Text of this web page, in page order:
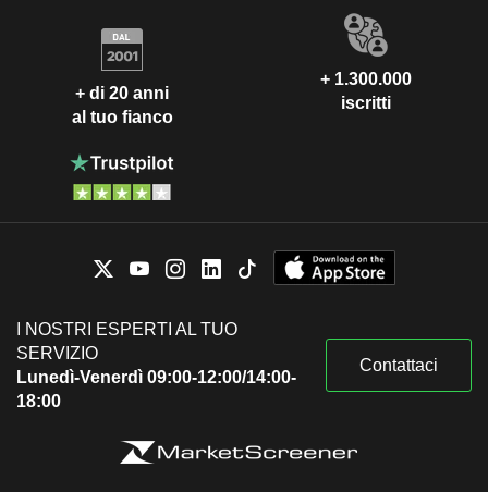
+ di 20 anni
al tuo fianco
+ 1.300.000
iscritti
I NOSTRI ESPERTI AL TUO
SERVIZIO
Lunedì-Venerdì 09:00-12:00/14:00-
18:00
Contattaci